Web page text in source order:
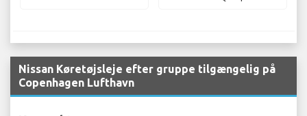
Nissan Køretøjsleje efter gruppe tilgængelig på
Copenhagen Lufthavn